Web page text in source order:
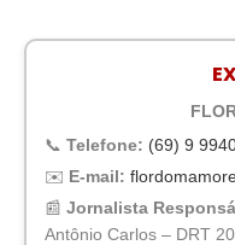
📞 Telefone: (69) 9
✉️ E-mail:
📰 Jornalista
Antônio Carlos – DRT